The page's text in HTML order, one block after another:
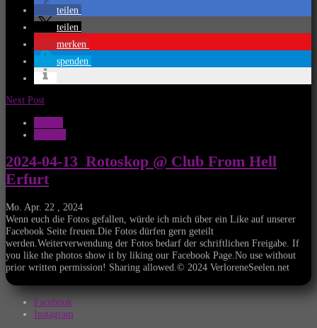
teilen
teilen
merken
spenden
Next Post
2024-04-13_Rotoskop @ Club From Hell
Erfurt
Mo. Apr. 22 , 2024
Wenn euch die Fotos gefallen, würde ich mich über ein Like auf unserer
Facebook Seite freuen.Die Fotos dürfen gern geteilt
werden.Weiterverwendung der Fotos bedarf der schriftlichen Freigabe. If
you like the photos show it by liking our Facebook Page.No use without
prior written permission! Sharing allowed.© 2024 VerloreneSeelen.net
Facebook
Instagram